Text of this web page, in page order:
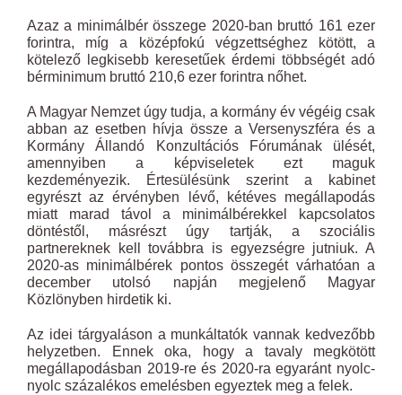
Azaz a minimálbér összege 2020-ban bruttó 161 ezer
forintra, míg a középfokú végzettséghez kötött, a
kötelező legkisebb keresetűek érdemi többségét adó
bérminimum bruttó 210,6 ezer forintra nőhet.
A Magyar Nemzet úgy tudja, a kormány év végéig csak
abban az esetben hívja össze a Versenyszféra és a
Kormány Állandó Konzultációs Fórumának ülését,
amennyiben a képviseletek ezt maguk
kezdeményezik. Értesülésünk szerint a kabinet
egyrészt az érvényben lévő, kétéves megállapodás
miatt marad távol a minimálbérekkel kapcsolatos
döntéstől, másrészt úgy tartják, a szociális
partnereknek kell továbbra is egyez­ségre jutniuk. A
2020-as minimálbérek pontos összegét várha­tóan a
december utolsó napján megjelenő Magyar
Közlönyben hirdetik ki.
Az idei tárgyaláson a munkáltatók vannak kedvezőbb
helyzetben. Ennek oka, hogy a tavaly megkötött
megállapodásban 2019-re és 2020-ra egy­aránt nyolc-
nyolc százalékos emelésben egyeztek meg a felek.